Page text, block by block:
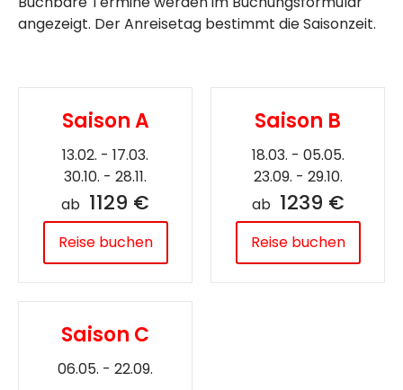
angezeigt. Der Anreisetag bestimmt die Saisonzeit.
Saison A
13.02. - 17.03.
30.10. - 28.11.
ab 1129 €
Reise buchen
Saison B
18.03. - 05.05.
23.09. - 29.10.
ab 1239 €
Reise buchen
Saison C
06.05. - 22.09.